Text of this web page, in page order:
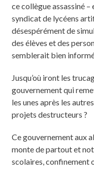
ce collègue assassiné –
syndicat de lycéens
désespérément de
des élèves et des
semblerait bien
Jusqu’où iront les
gouvernement qui
les unes après les
projets destructeurs ?
Ce gouvernement aux
monte de partout et
scolaires, confinement